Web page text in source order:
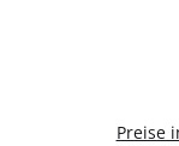
Preise